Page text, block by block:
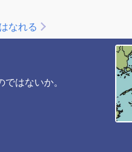
なれる
はないか。